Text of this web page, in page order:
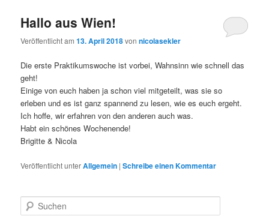
Hallo aus Wien!
Veröffentlicht am13. April 2018vonnicolasekler
Die erste Praktikumswoche ist vorbei, Wahnsinn wie schnell das
geht!
Einige von euch haben ja schon viel mitgeteilt, was sie so
erleben und es ist ganz spannend zu lesen, wie es euch ergeht.
Ich hoffe, wir erfahren von den anderen auch was.
Habt ein schönes Wochenende!
Brigitte & Nicola
Veröffentlicht unterAllgemein |Schreibe einen Kommentar
u